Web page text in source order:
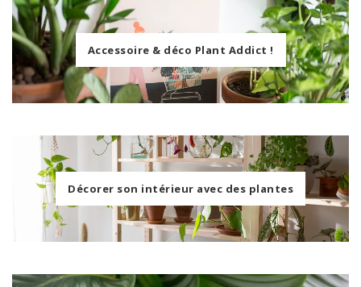
Accessoire & déco Plant Addict !
Décorer son intérieur avec des plantes